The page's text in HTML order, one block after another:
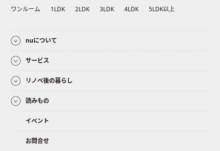
ワンルーム
1LDK 2LDK 3LDK 4LDK 5LDK以上
nuについて
サービス
リノベ後の暮らし
読みもの
イベント
お問合せ